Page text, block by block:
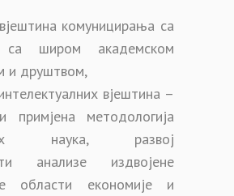
комуницирања са
са широм академском
и друштвом,
вјештина –
примјена методологија
наука, развој
анализе издвојене
области економије и